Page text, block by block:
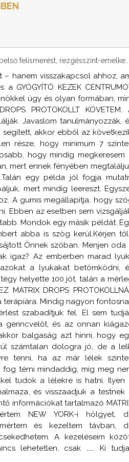
felismerést, rezgésszint-emelke...
– hanem visszakapcsol ahhoz,
KEZEK
úgy és olyan formában,
PROTOKOLLT KÖVETEM.
Javaslom tanulmányozzák,
akkor ebből az
része, hogy minimum 7
hogy mindig megkeresem
mert ennek fényében
egy példa jól fogja
mert mindig leereszt.
A gumis megállapítja, hogy
Ebben az esetben sem
Mondok egy másik példát:
abba is szög kerül.Kérjen
Önnek szóban. Menjen oda
igaz? Az emberben marad
a lyukakat betömködni,
helyette 100 jót, talán a
DROPS
terápiára. Mindig nagyon
szabadítjuk fel. El sem
gerincvelőt, és az onnan
balgaság azt hinni, hogy
számtalan dologra jó, de a
tenni, ha az már lélek
térni mindaddig, míg meg
tudok a lélekre is hatni. Ilyen
és visszaadjuk a testnek
információkat tartalmazó
NEW YORK-i hölgyet,
és kezeltem távban,
A kezeléseim
lehetetlen, csak ……. Ki